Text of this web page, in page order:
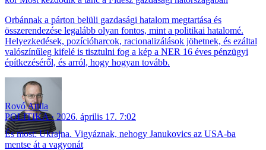
Orbánnak a párton belüli gazdasági hatalom megtartása és
összerendezése legalább olyan fontos, mint a politikai hatalomé.
Helyezkedések, pozícióharcok, racionalizálások jöhetnek, és ezáltal
valószínűleg kifelé is tisztulni fog a kép a NER 16 éves pénzügyi
építkezéséről, és arról, hogy hogyan tovább.
Rovó Attila
POLITIKA
2026. április 17. 7:02
És most: Ukrajna. Vigyáznak, nehogy Janukovics az USA-ba
mentse át a vagyonát